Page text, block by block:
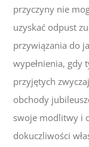
przyczyny nie
uzyskać odpust
przywiązania do
wypełnienia, gdy
przyjętych
obchody
swoje modlitwy i
dokuczliwości